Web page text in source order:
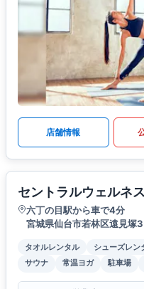
店舗情報
セントラルウェルネ
六丁の目駅から車で4分
宮城県仙台市若林区遠見塚
タオルレンタル シューズレン
サウナ
常温ヨガ 駐車場